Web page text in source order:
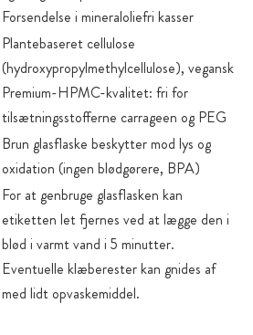
Forsendelse i mineraloliefri kasser
Plantebaseret cellulose
(hydroxypropylmethylcellulose), vegansk
Premium-HPMC-kvalitet: fri for
tilsætningsstofferne carrageen og PEG
Brun glasflaske beskytter mod lys og
oxidation (ingen blødgørere, BPA)
For at genbruge glasflasken kan
etiketten let fjernes ved at lægge den i
blød i varmt vand i 5 minutter.
Eventuelle klæberester kan gnides af
med lidt opvaskemiddel.